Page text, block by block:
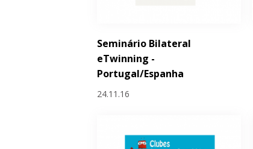
Seminário Bilateral
eTwinning -
Portugal/Espanha
24.11.16